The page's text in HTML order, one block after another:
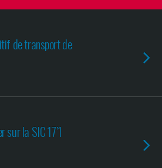
de transport de
sur la SIC 17’1